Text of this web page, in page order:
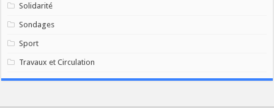
Solidarité
Sondages
Sport
Travaux et Circulation